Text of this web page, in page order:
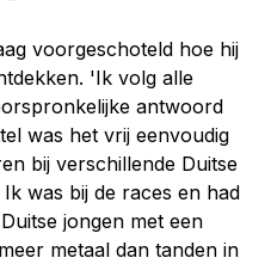
voorgeschoteld hoe hij
'Ik volg alle
antwoord
was het vrij eenvoudig
bij verschillende Duitse
was bij de races en had
jongen met een
metaal dan tanden in